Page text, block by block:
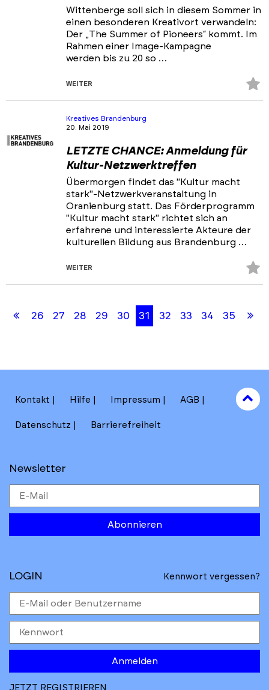
Wittenberge soll sich in diesem Sommer in
einen besonderen Kreativort verwandeln:
Der „The Summer of Pioneers“ kommt. Im
Rahmen einer Image-Kampagne
werden bis zu 20 so …
WEITER
Kreatives Brandenburg
20. Mai 2019
LETZTE CHANCE: Anmeldung für
Kultur-Netzwerktreffen
Übermorgen findet das "Kultur macht
stark"-Netzwerkveranstaltung in
Oranienburg statt. Das Förderprogramm
"Kultur macht stark" richtet sich an
erfahrene und interessierte Akteure der
kulturellen Bildung aus Brandenburg …
WEITER
to
to
Erste
26 27 28 29 30 31 32 33 34 35
Kontakt Hilfe Impressum AGB
Datenschutz Barrierefreiheit
Newsletter
Abonnieren
to
top
LOGIN Kennwort vergessen?
Anmelden
JETZT REGISTRIEREN